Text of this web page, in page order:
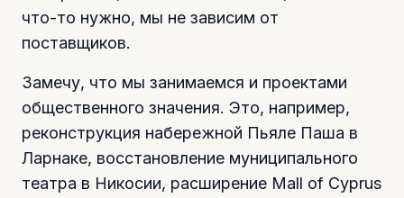
что-то нужно, мы не зависим от
поставщиков.
Замечу, что мы занимаемся и проектами
общественного значения. Это, например,
реконструкция набережной Пьяле Паша в
Ларнаке, восстановление муниципального
театра в Никосии, расширение Mall of Cyprus